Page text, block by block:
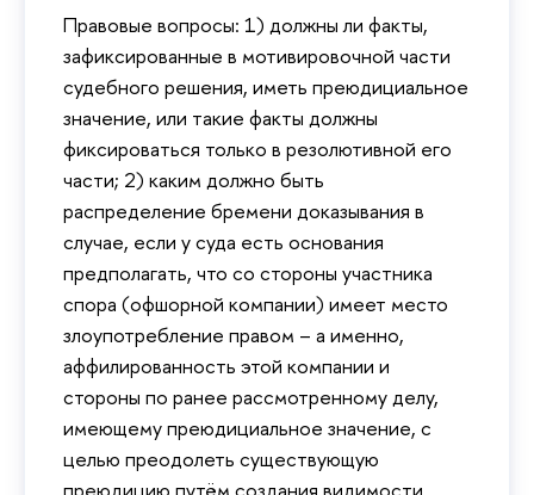
Правовые вопросы: 1) должны ли факты,
зафиксированные в мотивировочной части
судебного решения, иметь преюдициальное
значение, или такие факты должны
фиксироваться только в резолютивной его
части; 2) каким должно быть
распределение бремени доказывания в
случае, если у суда есть основания
предполагать, что со стороны участника
спора (офшорной компании) имеет место
злоупотребление правом – а именно,
аффилированность этой компании и
стороны по ранее рассмотренному делу,
имеющему преюдициальное значение, с
целью преодолеть существующую
преюдицию путём создания видимости